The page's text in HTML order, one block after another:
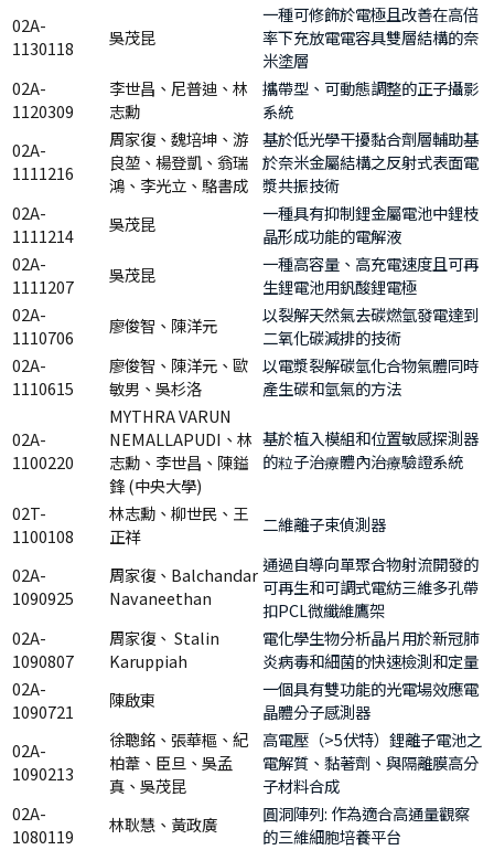
02A-
1130118
吳茂昆
一種可修飾於電極且改善在高倍
率下充放電電容具雙層結構的奈
米塗層
02A-
1120309
李世昌、尼普迪、林
志勳
攜帶型、可動態調整的正子攝影
系統
02A-
1111216
周家復、魏培坤、游
良堃、楊登凱、翁瑞
鴻、李光立、駱書成
基於低光學干擾黏合劑層輔助基
於奈米金屬結構之反射式表面電
漿共振技術
02A-
1111214
吳茂昆
一種具有抑制鋰金屬電池中鋰枝
晶形成功能的電解液
02A-
1111207
吳茂昆
一種高容量、高充電速度且可再
生鋰電池用釩酸鋰電極
02A-
1110706
廖俊智、陳洋元
以裂解天然氣去碳燃氫發電達到
二氧化碳減排的技術
02A-
1110615
廖俊智、陳洋元、歐
敏男、吳杉洛
以電漿裂解碳氫化合物氣體同時
產生碳和氫氣的方法
02A-
1100220
MYTHRA VARUN
NEMALLAPUDI、林
志勳、李世昌、陳鎰
鋒 (中央大學)
基於植入模組和位置敏感探測器
的粒子治療體內治療驗證系統
02T-
1100108
林志勳、柳世民、王
正祥
二維離子束偵測器
02A-
1090925
周家復、Balchandar
Navaneethan
通過自導向單聚合物射流開發的
可再生和可調式電紡三維多孔帶
扣PCL微纖維鷹架
02A-
1090807
周家復、 Stalin
Karuppiah
電化學生物分析晶片用於新冠肺
炎病毒和細菌的快速檢測和定量
02A-
1090721
陳啟東
一個具有雙功能的光電場效應電
晶體分子感測器
02A-
1090213
徐聰銘、張華樞、紀
柏葦、臣旦、吳孟
真、吳茂昆
高電壓（>5伏特）鋰離子電池之
電解質、黏著劑、與隔離膜高分
子材料合成
02A-
1080119
林耿慧、黃政廣
圓洞陣列: 作為適合高通量觀察
的三維細胞培養平台